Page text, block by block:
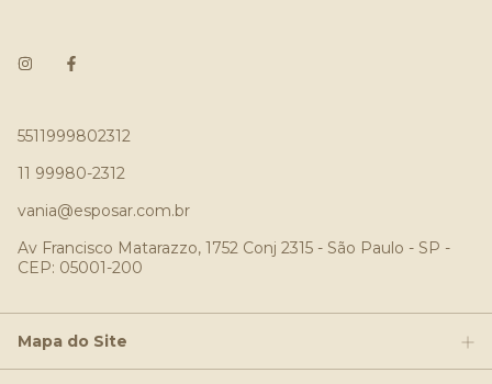
5511999802312
11 99980-2312
vania@esposar.com.br
Av Francisco Matarazzo, 1752 Conj 2315 - São Paulo - SP -
CEP: 05001-200
Mapa do Site